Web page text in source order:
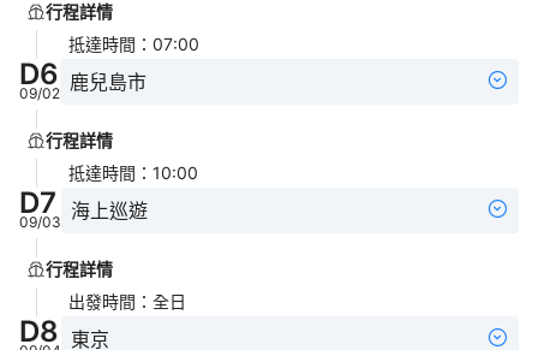
行程詳情
抵達時間 ： 07:00
D6
09/02 鹿兒島市
行程詳情
抵達時間 ： 10:00
D7
09/03 海上巡遊
行程詳情
出發時間 ： 全日
D8 東京